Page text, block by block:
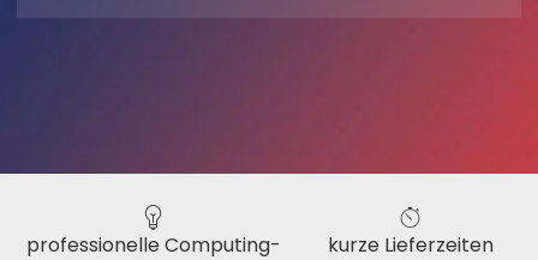
professionelle Computing-
kurze Lieferzeiten